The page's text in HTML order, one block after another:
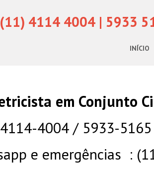
4114 4004 | 5933
INÍCIO
em Conjunto
4004 / 5933-
e emergências :